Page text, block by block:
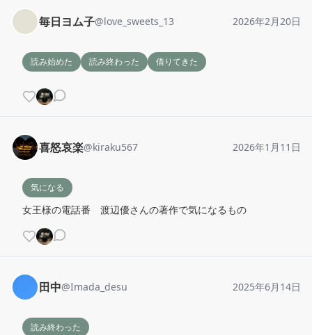
毎日ヨム子@love_sweets_13 2026年2月20日
読み始めた 読み終わった 借りてきた
喜怒哀楽@kiraku567 2026年1月11日
気になる
女王様の電話番　渡辺優さんの著作で気になるもの
田中@Imada_desu 2025年6月14日
読み終わった